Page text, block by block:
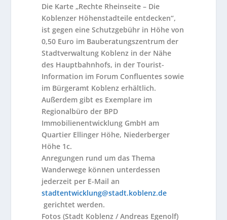
Die Karte „Rechte Rheinseite – Die
Koblenzer Höhenstadteile entdecken“,
ist gegen eine Schutzgebühr in Höhe von
0,50 Euro im Bauberatungszentrum der
Stadtverwaltung Koblenz in der Nähe
des Hauptbahnhofs, in der Tourist-
Information im Forum Confluentes sowie
im Bürgeramt Koblenz erhältlich.
Außerdem gibt es Exemplare im
Regionalbüro der BPD
Immobilienentwicklung GmbH am
Quartier Ellinger Höhe, Niederberger
Höhe 1c.
Anregungen rund um das Thema
Wanderwege können unterdessen
jederzeit per E-Mail an
stadtentwicklung@stadt.koblenz.de
gerichtet werden.
Fotos (Stadt Koblenz / Andreas Egenolf)